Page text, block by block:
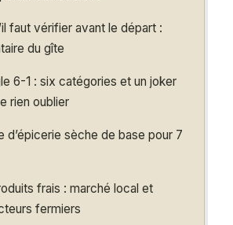
faut vérifier avant le départ :
du gîte
6-1 : six catégories et un joker
rien oublier
d’épicerie sèche de base pour 7
frais : marché local et
fermiers